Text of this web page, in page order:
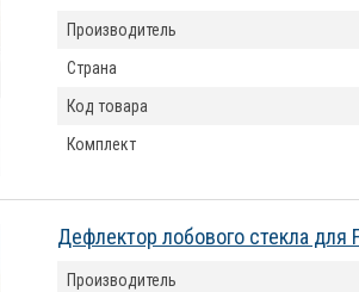
Производитель
Страна
Код товара
Комплект
Дефлектор лобового стекла
Производитель